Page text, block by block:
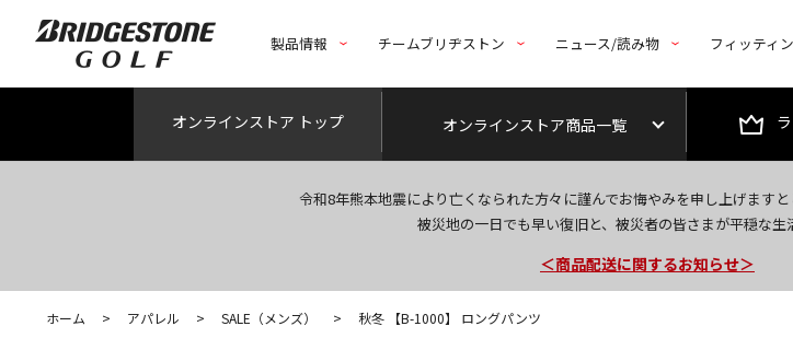
製品情報 チームブリヂストン ニュース/読み物 フィッティ
オンラインストア トップ オンラインストア商品一覧
令和8年熊本地震により亡くなられた方々に謹んでお悔やみを申し上げます
被災地の一日でも早い復旧と、被災者の皆さまが平穏な生
今なら新規会員登録で1,000円OFF
＜商品配送に関するお知らせ＞
ホーム > アパレル > SALE（メンズ） > 秋冬 【B-1000】 ロングパンツ